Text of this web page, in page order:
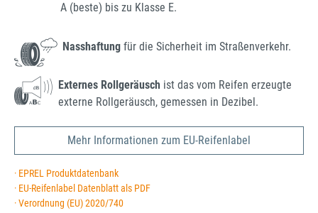
A (beste) bis zu Klasse E.
Nasshaftung für die Sicherheit im Straßenverkehr.
Externes Rollgeräusch ist das vom Reifen erzeugte
externe Rollgeräusch, gemessen in Dezibel.
Mehr Informationen zum EU-Reifenlabel
· EPREL Produktdatenbank
· EU-Reifenlabel Datenblatt als PDF
· Verordnung (EU) 2020/740